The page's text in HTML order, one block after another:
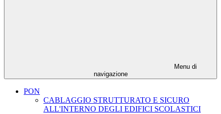
Menu di
navigazione
PON
CABLAGGIO STRUTTURATO E SICURO
ALL'INTERNO DEGLI EDIFICI SCOLASTICI